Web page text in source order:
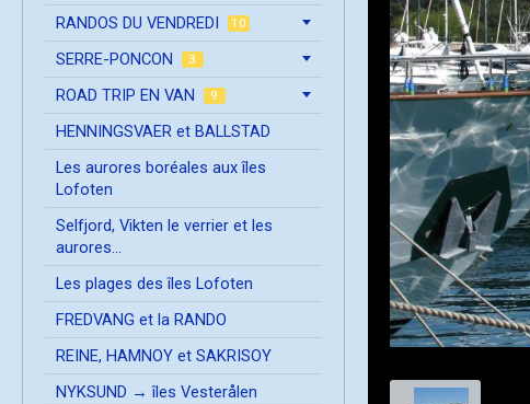
RANDOS DU VENDREDI 10
SERRE-PONCON 3
ROAD TRIP EN VAN 9
HENNINGSVAER et BALLSTAD
Les aurores boréales aux îles
Lofoten
Selfjord, Vikten le verrier et les
aurores...
Les plages des îles Lofoten
FREDVANG et la RANDO
REINE, HAMNOY et SAKRISOY
NYKSUND → îles Vesterålen